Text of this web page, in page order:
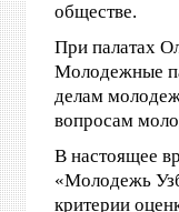
обществе.
При палатах
Молодежные
делам
вопросам
В настоящее
«Молодежь
критерии